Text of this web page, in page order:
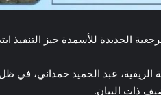
الريفية، عبد الحميد حمداني، في ظل
ذات البيان.